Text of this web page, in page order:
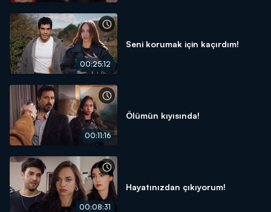
00:25:12
Seni korumak için kaçırdım!
00:11:16
Ölümün kıyısında!
00:08:31
Hayatınızdan çıkıyorum!